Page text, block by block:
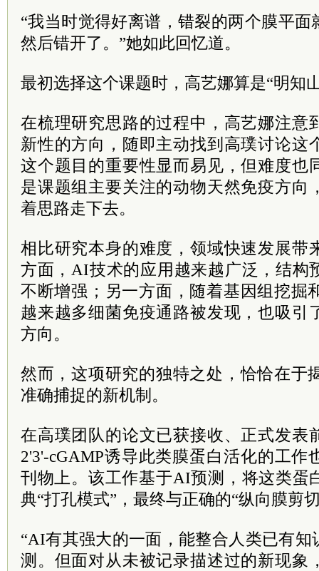
“我当时觉得好离谱，错裂的两个膜平
然后错开了。”她如此回忆道。
最初选择这个课题时，高艺娜算是“明知
在梳理研究思路的过程中，高艺娜注意
新性的方向，随即主动找到高璞讨论这
这个题目的重要性显而易见，但难度也
是课题组主要关注的动物天然免疫方向
着思路走下去。
相比研究本身的难度，领域快速发展带
方面，AI技术的应用越来越广泛，结构
不断增强；另一方面，随着基因组挖掘
越来越多细菌免疫通路被发现，也吸引
方向。
然而，这项研究的独特之处，恰恰在于
准确捕捉的新机制。
在高璞团队的论文已获接收、正式发表
2'3'-cGAMP诱导此类膜蛋白活化的工作
刊物上。该工作基于AI预测，将这类蛋
典“打孔模式”，最终与正确的“纵向膜剪
“AI有其强大的一面，能整合人类已有知
测。但面对从未被记录描述过的新现象